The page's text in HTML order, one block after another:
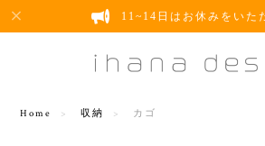
11~14日はお休みをいた
Home 収納 カゴ